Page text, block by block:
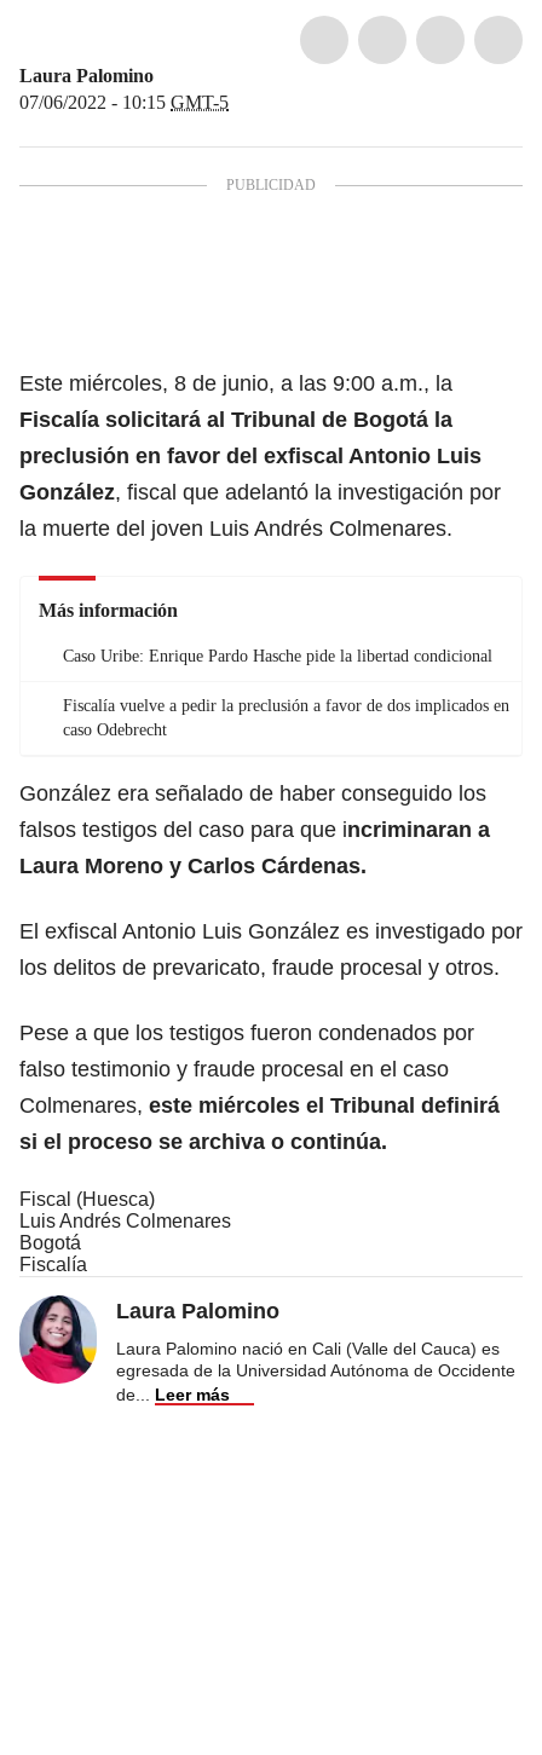
Laura Palomino
07/06/2022 - 10:15 GMT-5
Este miércoles, 8 de junio, a las 9:00 a.m., la
Fiscalía solicitará al Tribunal de Bogotá la
preclusión en favor del exfiscal Antonio Luis
González, fiscal que adelantó la investigación por
la muerte del joven Luis Andrés Colmenares.
Más información
Caso Uribe: Enrique Pardo Hasche pide la libertad condicional
Fiscalía vuelve a pedir la preclusión a favor de dos implicados en
caso Odebrecht
González era señalado de haber conseguido los
falsos testigos del caso para que incriminaran a
Laura Moreno y Carlos Cárdenas.
El exfiscal Antonio Luis González es investigado por
los delitos de prevaricato, fraude procesal y otros.
Pese a que los testigos fueron condenados por
falso testimonio y fraude procesal en el caso
Colmenares, este miércoles el Tribunal definirá
si el proceso se archiva o continúa.
Fiscal (Huesca)
Luis Andrés Colmenares
Bogotá
Fiscalía
Laura Palomino
Laura Palomino nació en Cali (Valle del Cauca) es
egresada de la Universidad Autónoma de Occidente
de
Leer más